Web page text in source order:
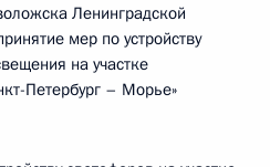
Ленинградской
мер по устройству
на участке
Петербург – Морье»